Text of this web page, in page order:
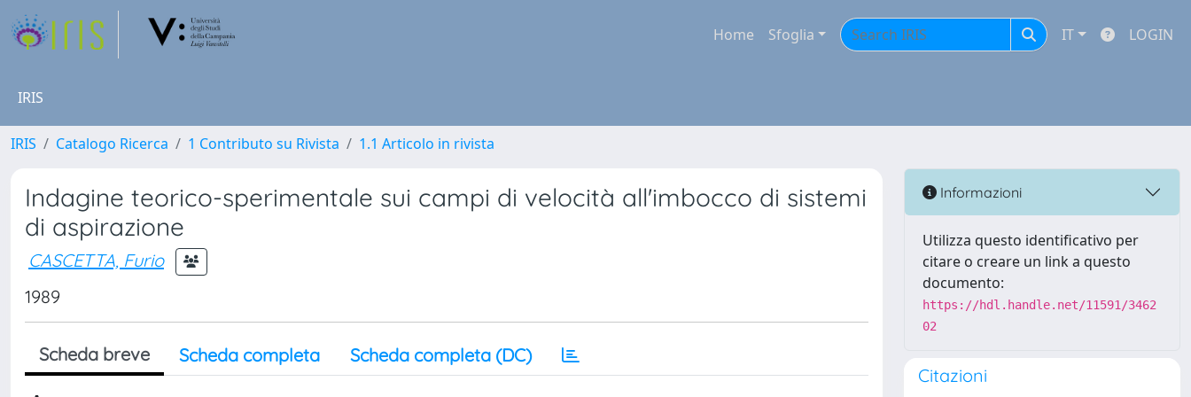
Home Sfoglia IT LOGIN
IRIS
IRIS Catalogo Ricerca 1 Contributo su Rivista 1.1 Articolo in rivista
Indagine teorico-sperimentale sui campi di velocità all'imbocco di sistemi
di aspirazione
CASCETTA, Furio
1989
Scheda breve Scheda completa Scheda completa (DC)
Informazioni
Utilizza questo identificativo per
citare o creare un link a questo
documento:
https://hdl.handle.net/11591/3462
02
Citazioni